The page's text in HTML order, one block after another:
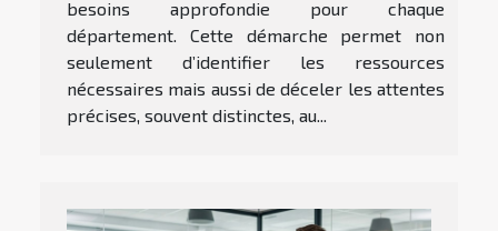
besoins approfondie pour chaque
département. Cette démarche permet non
seulement d’identifier les ressources
nécessaires mais aussi de déceler les attentes
précises, souvent distinctes, au...